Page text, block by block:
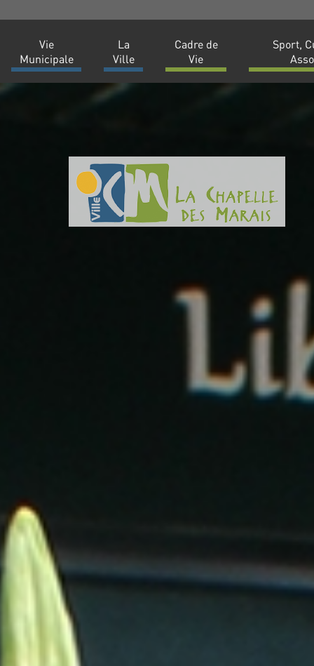
Vie
Municipale
La
Ville
Cadre de
Vie
Sport,